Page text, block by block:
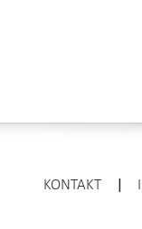
KONTAKT